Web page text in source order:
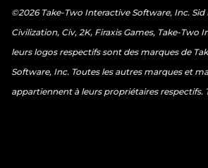
©2026 Take-Two Interactive Software, Inc. Sid
Civilization, Civ, 2K, Firaxis Games, Take-Two
leurs logos respectifs sont des marques de
Software, Inc. Toutes les autres marques et
appartiennent à leurs propriétaires respectifs.